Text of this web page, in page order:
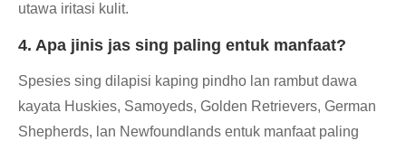
utawa iritasi kulit.
4. Apa jinis jas sing paling entuk manfaat?
Spesies sing dilapisi kaping pindho lan rambut dawa
kayata Huskies, Samoyeds, Golden Retrievers, German
Shepherds, lan Newfoundlands entuk manfaat paling